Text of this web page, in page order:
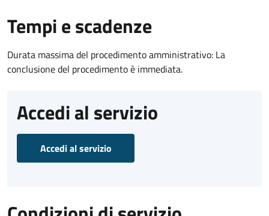
Tempi e scadenze
Durata massima del procedimento amministrativo: La
conclusione del procedimento è immediata.
Accedi al servizio
Accedi al servizio